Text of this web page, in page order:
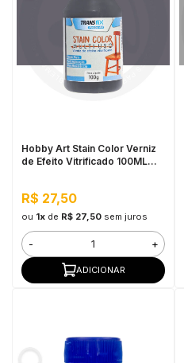
Hobby Art Stain Color Verniz
de Efeito Vitrificado 100ML
R$ 27,50
ou 1xde R$ 27,50 sem juros
- +
ADICIONAR